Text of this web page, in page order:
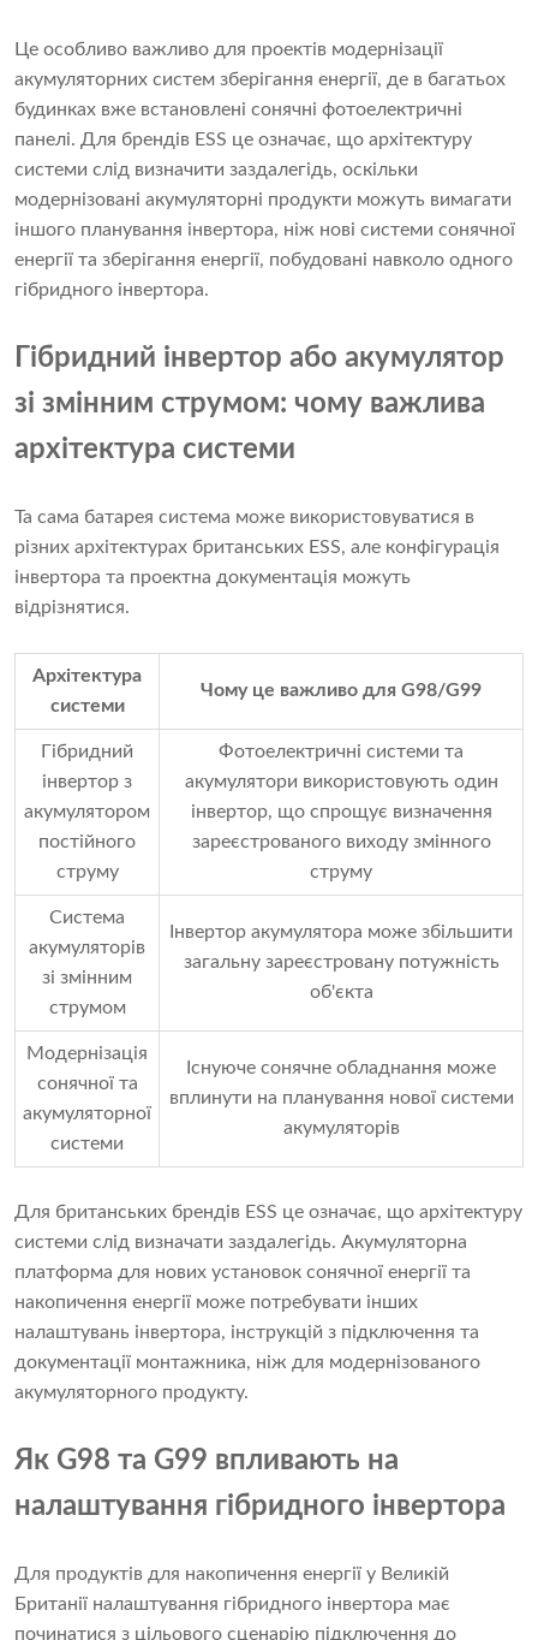
Це особливо важливо для проектів модернізації
акумуляторних систем зберігання енергії, де в багатьох
будинках вже встановлені сонячні фотоелектричні
панелі. Для брендів ESS це означає, що архітектуру
системи слід визначити заздалегідь, оскільки
модернізовані акумуляторні продукти можуть вимагати
іншого планування інвертора, ніж нові системи сонячної
енергії та зберігання енергії, побудовані навколо одного
гібридного інвертора.
Гібридний інвертор або акумулятор
зі змінним струмом: чому важлива
архітектура системи
Та сама батарея система може використовуватися в
різних архітектурах британських ESS, але конфігурація
інвертора та проектна документація можуть
відрізнятися.
Архітектура
системи
Чому це важливо для G98/G99
Гібридний
інвертор з
акумулятором
постійного
струму
Фотоелектричні системи та
акумулятори використовують один
інвертор, що спрощує визначення
зареєстрованого виходу змінного
струму
Система
акумуляторів
зі змінним
струмом
Інвертор акумулятора може збільшити
загальну зареєстровану потужність
об'єкта
Модернізація
сонячної та
акумуляторної
системи
Існуюче сонячне обладнання може
вплинути на планування нової системи
акумуляторів
Для британських брендів ESS це означає, що архітектуру
системи слід визначати заздалегідь. Акумуляторна
платформа для нових установок сонячної енергії та
накопичення енергії може потребувати інших
налаштувань інвертора, інструкцій з підключення та
документації монтажника, ніж для модернізованого
акумуляторного продукту.
Як G98 та G99 впливають на
налаштування гібридного інвертора
Для продуктів для накопичення енергії у Великій
Британії налаштування гібридного інвертора має
починатися з цільового сценарію підключення до